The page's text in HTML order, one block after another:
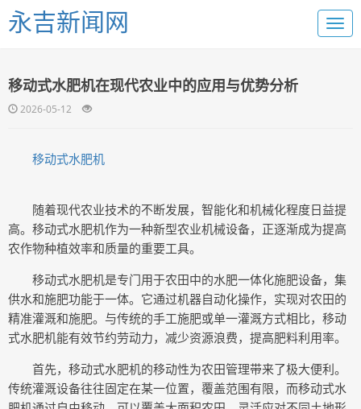
永吉新闻网
移动式水肥机在现代农业中的应用与优势分析
2026-05-12
移动式水肥机
随着现代农业技术的不断发展，智能化和机械化程度日益提
高。移动式水肥机作为一种新型农业机械设备，正逐渐成为提高
农作物种植效率和质量的重要工具。
移动式水肥机是专门用于农田中的水肥一体化施肥设备，集
供水和施肥功能于一体。它通过机器自动化操作，实现对农田的
精准灌溉和施肥。与传统的手工施肥或单一灌溉方式相比，移动
式水肥机能有效节约劳动力，减少资源浪费，提高肥料利用率。
首先，移动式水肥机的移动性为农田管理带来了极大便利。
传统灌溉设备往往固定在某一位置，覆盖范围有限，而移动式水